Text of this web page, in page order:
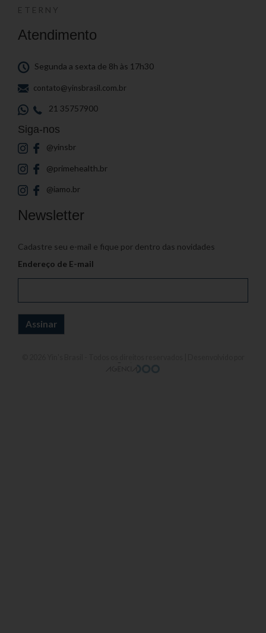
ETERNY
Atendimento
Segunda a sexta de 8h às 17h30
contato@yinsbrasil.com.br
21 35757900
Siga-nos
@yinsbr
@primehealth.br
@iamo.br
Newsletter
Cadastre seu e-mail e fique por dentro das novidades
Endereço de E-mail